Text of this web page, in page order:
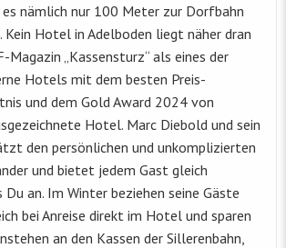
es nämlich nur 100 Meter zur Dorfbahn
Kein Hotel in Adelboden liegt näher dran
Magazin „Kassensturz“ als eines der
Hotels mit dem besten Preis-
und dem Gold Award 2024 von
Hotel. Marc Diebold und sein
den persönlichen und unkomplizierten
und bietet jedem Gast gleich
Du an. Im Winter beziehen seine Gäste
bei Anreise direkt im Hotel und sparen
an den Kassen der Sillerenbahn,